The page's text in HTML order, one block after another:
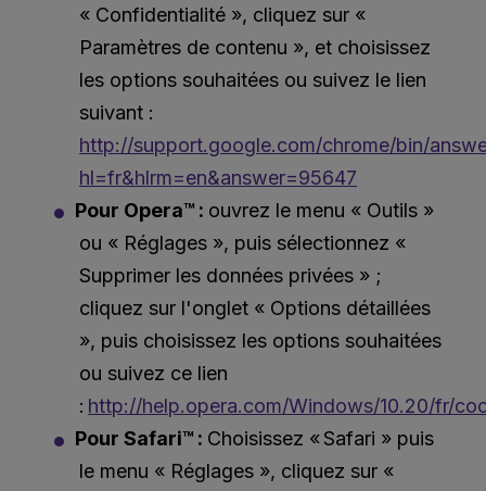
« Confidentialité », cliquez sur «
Paramètres de contenu », et choisissez
les options souhaitées ou suivez le lien
suivant :
http://support.google.com/chrome/bin/
hl=fr&hlrm=en&answer=95647
Pour Opera™ : ouvrez le menu « Outils »
ou « Réglages », puis sélectionnez «
Supprimer les données privées » ;
cliquez sur l'onglet « Options détaillées
», puis choisissez les options souhaitées
ou suivez ce lien
: http://help.opera.com/Windows/10.20/fr/
Pour Safari™ : Choisissez « Safari » puis
le menu « Réglages », cliquez sur «